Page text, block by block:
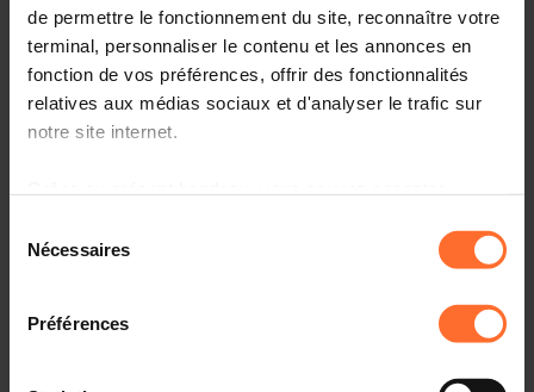
de permettre le fonctionnement du site, reconnaître votre
terminal, personnaliser le contenu et les annonces en
fonction de vos préférences, offrir des fonctionnalités
relatives aux médias sociaux et d'analyser le trafic sur
notre site internet.
à l’exception des cookies strictement nécessaires au
fonctionnement du site. Une description des différents
cookies est accessible sous l’onglet « Détails » ci-
dessus.
Nécessaires
Préférences
Projet de loi sur la police et la sûreté dans les transports
publics et modifiant
c) la loi modifiée du 29 juin 2004 sur les transports